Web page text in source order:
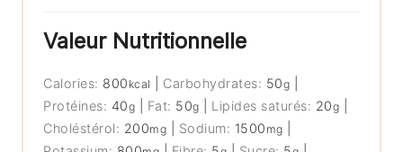
Valeur Nutritionnelle
Calories: 800 kcal Carbohydrates: 50g
Protéines: 40g Fat: 50g Lipides saturés: 20g
Choléstérol: 200mg Sodium: 1500 mg